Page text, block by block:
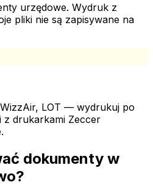
urzędowe. Wydruk z
pliki nie są zapisywane na
LOT — wydrukuj po
z drukarkami Zeccer
dokumenty w
?